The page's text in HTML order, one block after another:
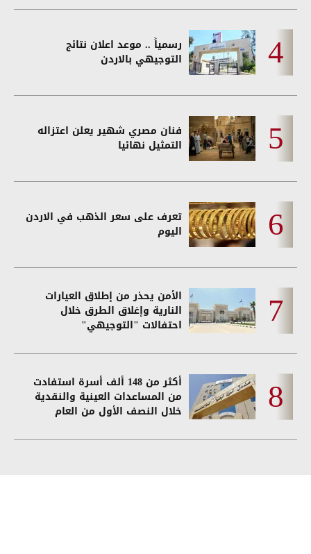
رسمياً .. موعد اعلان نتائج
التوجيهي بالاردن
فنان مصري شهير يعلن اعتزاله
التمثيل نهائيا
تعرف على سعر الذهب في الاردن
اليوم
الأمن يحذر من إطلاق العيارات
النارية وإغلاق الطرق خلال
احتفالات "التوجيهي"
أكثر من 148 ألف أسرة استفادت
من المساعدات العينية والنقدية
خلال النصف الأول من العام